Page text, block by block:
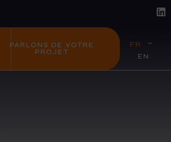
PARLONS DE VOTRE
PROJET
FR
EN